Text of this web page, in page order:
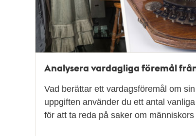
Analysera vardagliga föremål
Vad berättar ett vardagsföremål om
uppgiften använder du ett antal
för att ta reda på saker om